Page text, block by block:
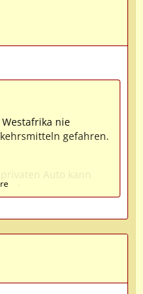
nie
gefahren.
Auto kann
kleines Mädchen
uns rennend vors
wurde. Ich saß
neben
die Scheiben
Fahrer aus dem